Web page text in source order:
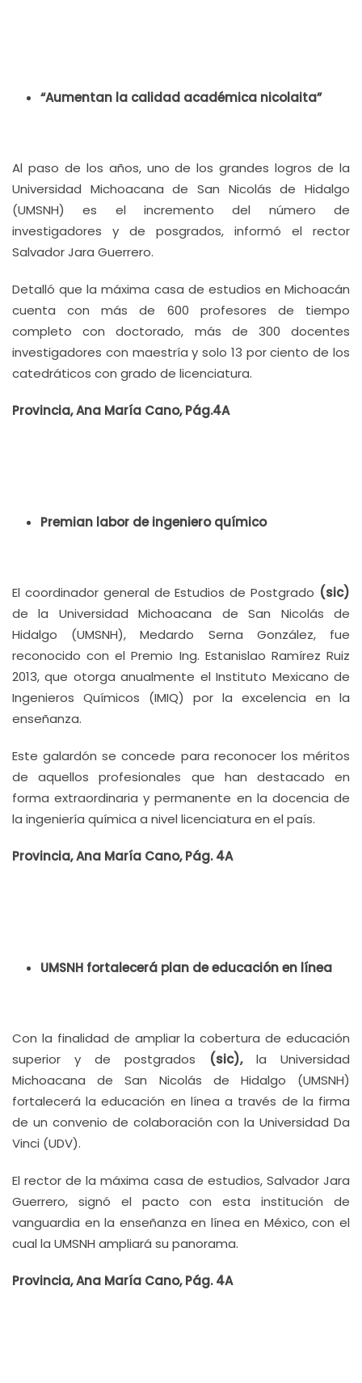
“Aumentan la calidad académica nicolaita”
Al paso de los años, uno de los grandes logros de la
Universidad Michoacana de San Nicolás de Hidalgo
(UMSNH) es el incremento del número de
investigadores y de posgrados, informó el rector
Salvador Jara Guerrero.
Detalló que la máxima casa de estudios en Michoacán
cuenta con más de 600 profesores de tiempo
completo con doctorado, más de 300 docentes
investigadores con maestría y solo 13 por ciento de los
catedráticos con grado de licenciatura.
Provincia, Ana María Cano, Pág.4A
Premian labor de ingeniero químico
El coordinador general de Estudios de Postgrado (sic)
de la Universidad Michoacana de San Nicolás de
Hidalgo (UMSNH), Medardo Serna González, fue
reconocido con el Premio Ing. Estanislao Ramírez Ruiz
2013, que otorga anualmente el Instituto Mexicano de
Ingenieros Químicos (IMIQ) por la excelencia en la
enseñanza.
Este galardón se concede para reconocer los méritos
de aquellos profesionales que han destacado en
forma extraordinaria y permanente en la docencia de
la ingeniería química a nivel licenciatura en el país.
Provincia, Ana María Cano, Pág. 4A
UMSNH fortalecerá plan de educación en línea
Con la finalidad de ampliar la cobertura de educación
superior y de postgrados (sic), la Universidad
Michoacana de San Nicolás de Hidalgo (UMSNH)
fortalecerá la educación en línea a través de la firma
de un convenio de colaboración con la Universidad Da
Vinci (UDV).
El rector de la máxima casa de estudios, Salvador Jara
Guerrero, signó el pacto con esta institución de
vanguardia en la enseñanza en línea en México, con el
cual la UMSNH ampliará su panorama.
Provincia, Ana María Cano, Pág. 4A